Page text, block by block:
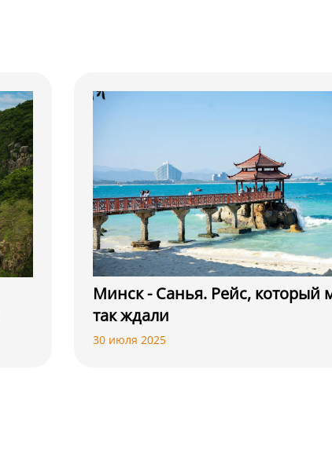
Минск - Санья. Рейс, который
так ждали
30 июля 2025